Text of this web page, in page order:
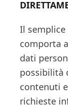
Il semplice
comporta
dati
possibilità
contenuti
richieste